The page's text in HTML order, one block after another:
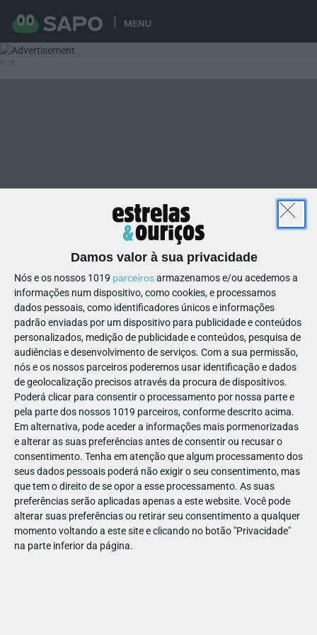
MENU
Damos valor à sua privacidade
Nós e os nossos 1019 parceirosarmazenamos e/ou acedemos a
informações num dispositivo, como cookies, e processamos
dados pessoais, como identificadores únicos e informações
padrão enviadas por um dispositivo para publicidade e conteúdos
personalizados, medição de publicidade e conteúdos, pesquisa de
audiências e desenvolvimento de serviços. Com a sua permissão,
nós e os nossos parceiros poderemos usar identificação e dados
de geolocalização precisos através da procura de dispositivos.
Poderá clicar para consentir o processamento por nossa parte e
pela parte dos nossos 1019 parceiros, conforme descrito acima.
Em alternativa, pode aceder a informações mais pormenorizadas
e alterar as suas preferências antes de consentir ou recusar o
consentimento. Tenha em atenção que algum processamento dos
seus dados pessoais poderá não exigir o seu consentimento, mas
que tem o direito de se opor a esse processamento. As suas
preferências serão aplicadas apenas a este website. Você pode
alterar suas preferências ou retirar seu consentimento a qualquer
momento voltando a este site e clicando no botão "Privacidade"
na parte inferior da página.
07
1069241085804521